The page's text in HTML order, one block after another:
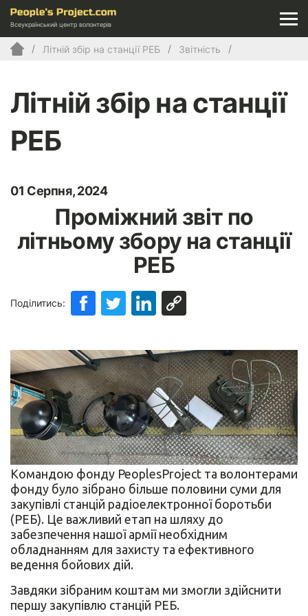
Всеукраїнський центр волонтерів
Літній збір на станції РЕБ Звітність
Літній збір на станції
РЕБ
01 Серпня, 2024
Проміжний звіт по
літньому збору на станції
РЕБ
Поділитись:
Командою фонду PeoplesProject та волонтерами
фонду було зібрано більше половини суми для
закупівлі станцій радіоелектронної боротьби
(РЕБ). Це важливий етап на шляху до
забезпечення нашої армії необхідним
обладнанням для захисту та ефективного
ведення бойових дій.
Завдяки зібраним коштам ми змогли здійснити
першу закупівлю станцій РЕБ.